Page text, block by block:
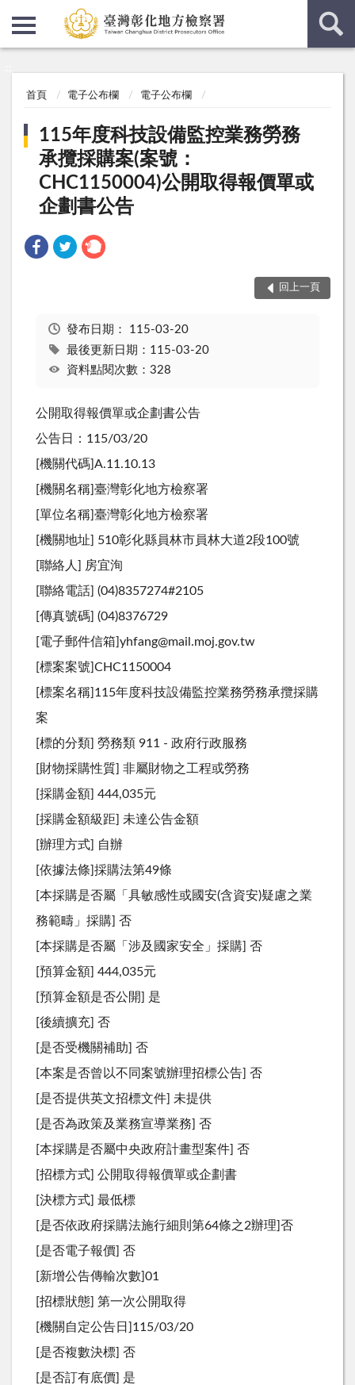
首頁 電子公布欄 電子公布欄
115年度科技設備監控業務勞務
承攬採購案(案號：
CHC1150004)公開取得報價單或
企劃書公告
回上一頁
發布日期： 115-03-20
最後更新日期：115-03-20
資料點閱次數：328
公開取得報價單或企劃書公告
公告日：115/03/20
[機關代碼]A.11.10.13
[機關名稱]臺灣彰化地方檢察署
[單位名稱]臺灣彰化地方檢察署
[機關地址] 510彰化縣員林市員林大道2段100號
[聯絡人] 房宜洵
[聯絡電話] (04)8357274#2105
[傳真號碼] (04)8376729
[電子郵件信箱]yhfang@mail.moj.gov.tw
[標案案號]CHC1150004
[標案名稱]115年度科技設備監控業務勞務承攬採購
案
[標的分類] 勞務類 911 - 政府行政服務
[財物採購性質] 非屬財物之工程或勞務
[採購金額] 444,035元
[採購金額級距] 未達公告金額
[辦理方式] 自辦
[依據法條]採購法第49條
[本採購是否屬「具敏感性或國安(含資安)疑慮之業
務範疇」採購] 否
[本採購是否屬「涉及國家安全」採購] 否
[預算金額] 444,035元
[預算金額是否公開] 是
[後續擴充] 否
[是否受機關補助] 否
[本案是否曾以不同案號辦理招標公告] 否
[是否提供英文招標文件] 未提供
[是否為政策及業務宣導業務] 否
[本採購是否屬中央政府計畫型案件] 否
[招標方式] 公開取得報價單或企劃書
[決標方式] 最低標
[是否依政府採購法施行細則第64條之2辦理]否
[是否電子報價] 否
[新增公告傳輸次數]01
[招標狀態] 第一次公開取得
[機關自定公告日]115/03/20
[是否複數決標] 否
[是否訂有底價] 是